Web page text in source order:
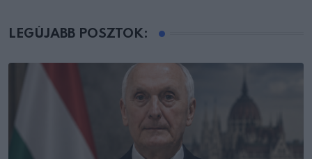
LEGÚJABB POSZTOK: